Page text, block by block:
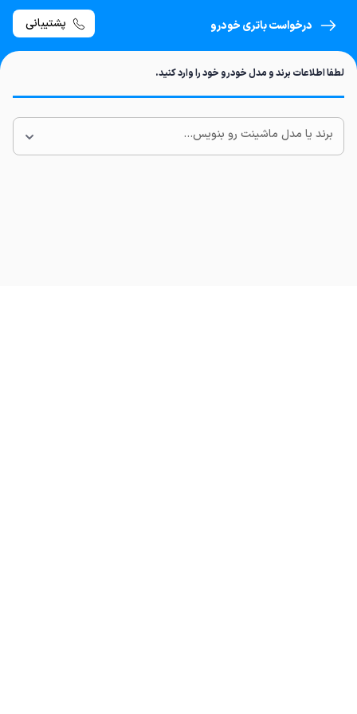
درخواست باتری خودرو پشتیبانی
لطفا اطلاعات برند و مدل خودرو خود را وارد کنید.
برند یا مدل ماشینت رو بنویس...